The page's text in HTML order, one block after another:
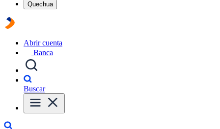
Quechua
Abrir cuenta
Banca
Buscar